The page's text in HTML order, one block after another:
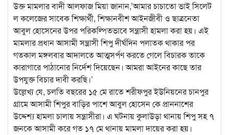
উক্ত মামলার বাদী আলফাজ মিয়া জানান,’আমার চাচাতো ভাই সিলেট
ল কলেজের সাবেক শিক্ষার্থী, শিক্ষানবীশ আইনজীবী ও ছাত্রনেতা
আবুল হোসেনের উপর পরিকল্পিতভাবে সন্ত্রাসী হামলা করা হয়। এই
মামলার প্রধান আসামী সন্ত্রাসী শিপু দীর্ঘদিন পলাতক থাকার পর
গতকাল মঙ্গলবার আদালতে আত্মসর্পণ করতে গেলে বিচারক তাকে
কারাগারে পাঠানোর নির্দেশ দিয়েছেন। আমরা আইনের কাছে তার
উপযুক্ত বিচার দাবী করছি।’
উল্লেখ্য যে, চলতি বছরের ১৫ মে রাতে শরীফপুর ইউনিয়নের চানপুর
গ্রামে আসামী শিপুর বাড়ির পাশে আবুল হোসেন কে প্রাননাশের
উদ্দেশ্য হামলা চালায় সন্ত্রাসীরা। এ ঘটনায় কুলাউড়া থানায় শিপু সহ ৭
জনকে আসামী করে গত ১৭ মে থানায় মামলা দায়ের করা হয়।